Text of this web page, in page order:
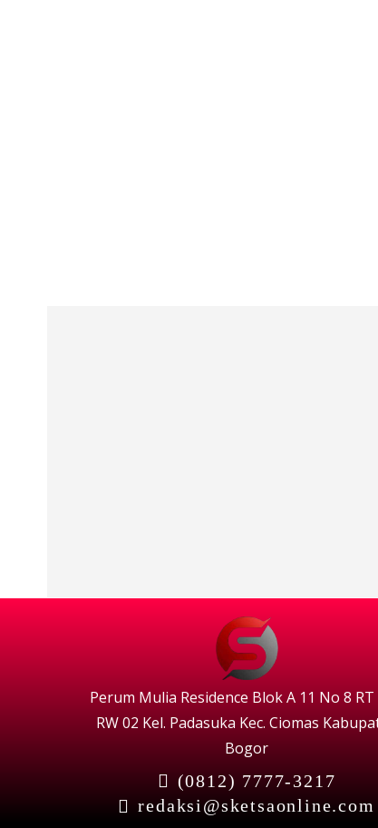
Perum Mulia Residence Blok A 11 No 8
RW 02 Kel. Padasuka Kec. Ciomas
Bogor
(0812) 7777-3217
redaksi@sketsaonline.com